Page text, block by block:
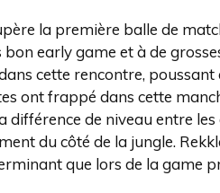
la première balle de
early game et à de
cette rencontre,
ont frappé dans cette
différence de niveau entre
du côté de la jungle.
que lors de la game